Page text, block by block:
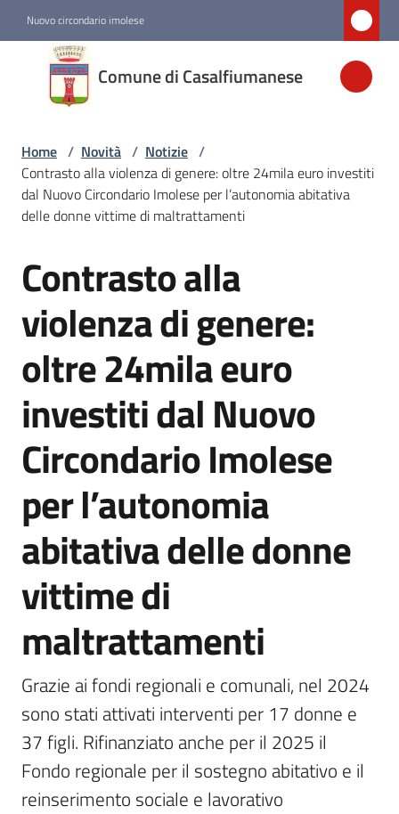
Nuovo circondario imolese
Comune di Casalfiumanese
Comune di
Casalfiumanese
Amministrazione
Novità
Servizi
Vivere
Casalfiumanese
5x1000
Servizi
on-
line
Tutti
argomenti
Home / Novità / Notizie /
Contrasto alla violenza di genere: oltre 24mila euro investiti
dal Nuovo Circondario Imolese per l’autonomia abitativa
delle donne vittime di maltrattamenti
Salta al contenuto
Contrasto alla
violenza di genere:
oltre 24mila euro
investiti dal Nuovo
Circondario Imolese
per l’autonomia
abitativa delle donne
vittime di
maltrattamenti
Grazie ai fondi regionali e comunali, nel 2024
sono stati attivati interventi per 17 donne e
37 figli. Rifinanziato anche per il 2025 il
Fondo regionale per il sostegno abitativo e il
reinserimento sociale e lavorativo